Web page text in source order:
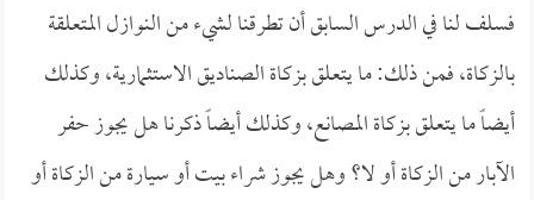
فسلف لنا في الدرس السابق أن تطرقنا لشيء من النوازل المتعلقة
بالزكاة، فمن ذلك: ما يتعلق بزكاة الصناديق الاستثمارية، وكذلك
أيضاً ما يتعلق بزكاة المصانع، وكذلك أيضاً ذكرنا هل يجوز حفر
الآبار من الزكاة أو لا؟ وهل يجوز شراء بيت أو سيارة من الزكاة أو